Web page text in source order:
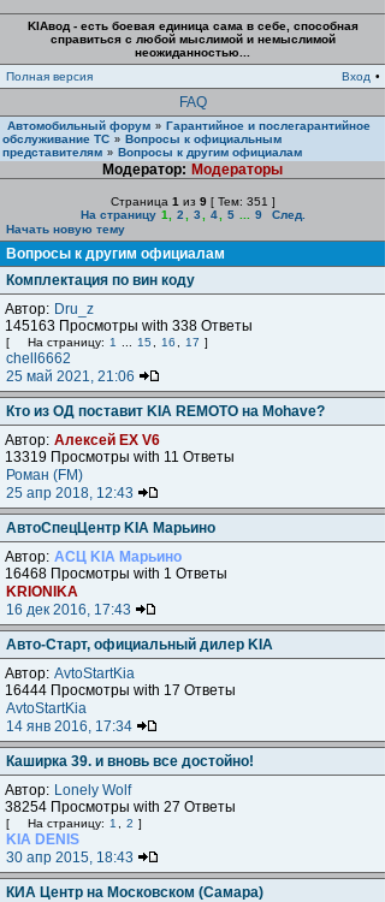
KIAвод - есть боевая единица сама в себе, способная
справиться с любой мыслимой и немыслимой
неожиданностью...
Полная версия
Вход •
FAQ
Автомобильный форум » Гарантийное и послегарантийное
обслуживание ТС » Вопросы к официальным
представителям » Вопросы к другим официалам
Модератор: Модераторы
Страница 1 из 9[ Тем: 351 ]
На страницу 1 2 3 4 5 9
След.
Начать новую тему
Вопросы к другим официалам
Комплектация по вин коду
Автор: Dru_z
145163 Просмотры with 338 Ответы
[ На страницу: 1 15 16 17 ]
chell6662
25 май 2021, 21:06
Кто из ОД поставит KIA REMOTO на Mohave?
Автор: Алексей ЕХ V6
13319 Просмотры with 11 Ответы
Роман (FM)
25 апр 2018, 12:43
АвтоСпецЦентр KIA Марьино
Автор: АСЦ KIA Марьино
16468 Просмотры with 1 Ответы
KRIONIKA
16 дек 2016, 17:43
Авто-Старт, официальный дилер KIA
Автор: AvtoStartKia
16444 Просмотры with 17 Ответы
AvtoStartKia
14 янв 2016, 17:34
Каширка 39. и вновь все достойно!
Автор: Lonely Wolf
38254 Просмотры with 27 Ответы
[ На страницу: 1 2 ]
KIA DENIS
30 апр 2015, 18:43
КИА Центр на Московском (Самара)